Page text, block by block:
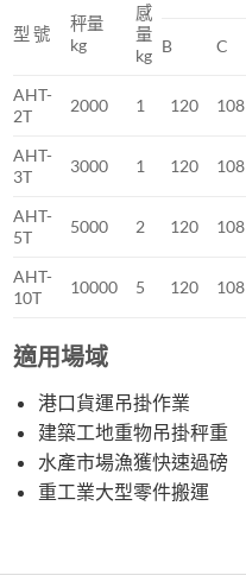
型 號
秤量
kg
感
量
kg B C
AHT-
2T
2000 1 120 108
AHT-
3T
3000 1 120 108
AHT-
5T
5000 2 120 108
AHT-
10T
10000 5 120 108
適用場域
港口貨運吊掛作業
建築工地重物吊掛秤重
水產市場漁獲快速過磅
重工業大型零件搬運